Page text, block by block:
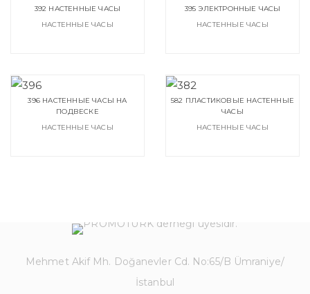
392 НАСТЕННЫЕ ЧАСЫ
НАСТЕННЫЕ ЧАСЫ
395 ЭЛЕКТРОННЫЕ ЧАСЫ
НАСТЕННЫЕ ЧАСЫ
396 НАСТЕННЫЕ ЧАСЫ НА
ПОДВЕСКЕ
НАСТЕННЫЕ ЧАСЫ
582 ПЛАСТИКОВЫЕ НАСТЕННЫЕ
ЧАСЫ
НАСТЕННЫЕ ЧАСЫ
Mehmet Akif Mh. Doğanevler Cd. No:65/B Ümraniye/
İstanbul